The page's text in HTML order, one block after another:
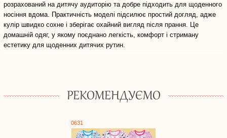
розрахований на дитячу аудиторію та добре підходить для щоденного
носіння вдома. Практичність моделі підсилює простий догляд, адже
кулір швидко сохне і зберігає охайний вигляд після прання. Це
домашній одяг, у якому поєднано легкість, комфорт і стриману
естетику для щоденних дитячих рутин.
РЕКОМЕНДУЄМО
0631